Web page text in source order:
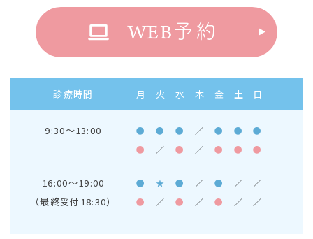
WEB予約
診療時間 月 火 水 木 金 土 日
9:30～13:00 ● ● ● ／ ● ●
●
●
／ ● ／ ● ● ●
16:00～19:00 ● ★ ● ／ ● ／ ／
（最終受付18:30） ● ／ ● ／ ● ／ ／